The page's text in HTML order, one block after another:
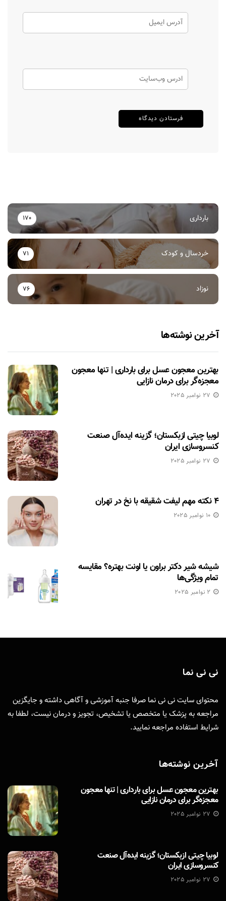
بارداری 170
خردسال و کودک 71
نوزاد 76
آخرین نوشته‌ها
بهترین معجون عسل برای بارداری | تنها معجون
معجزه‌گر برای درمان نازایی
27 نوامبر 2025
لوبیا چیتی ازبکستان؛ گزینه ایده‌آل صنعت
کنسروسازی ایران
27 نوامبر 2025
۴ نکته مهم لیفت شقیقه با نخ در تهران
10 نوامبر 2025
شیشه شیر دکتر براون یا اونت بهتره؟ مقایسه
تمام ویژگی‌ها
2 نوامبر 2025
نی نی نما
محتوای سایت نی نی نما صرفا جنبه آموزشی و آگاهی داشته و جایگزین
مراجعه به پزشک یا متخصص یا تشخیص، تجویز و درمان نیست، لطفا به
شرایط استفاده مراجعه نمایید.
آخرین نوشته‌ها
بهترین معجون عسل برای بارداری | تنها معجون
معجزه‌گر برای درمان نازایی
27 نوامبر 2025
لوبیا چیتی ازبکستان؛ گزینه ایده‌آل صنعت
کنسروسازی ایران
27 نوامبر 2025